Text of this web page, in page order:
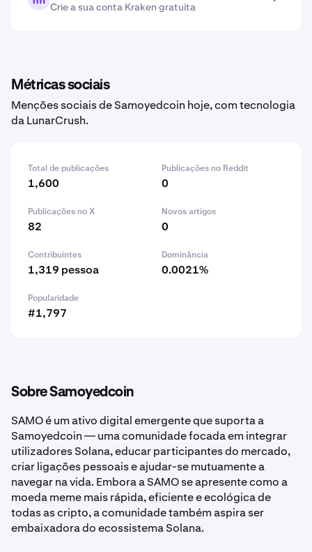
Crie a sua conta Kraken gratuita
Métricas sociais
Menções sociais de Samoyedcoin hoje, com tecnologia
da LunarCrush.
Total de publicações
1,600
Publicações no Reddit
0
Publicações no X
82
Novos artigos
0
Contribuintes
1,319 pessoa
Dominância
0.0021%
Popularidade
#1,797
Sobre Samoyedcoin
SAMO é um ativo digital emergente que suporta a
Samoyedcoin — uma comunidade focada em integrar
utilizadores Solana, educar participantes do mercado,
criar ligações pessoais e ajudar-se mutuamente a
navegar na vida. Embora a SAMO se apresente como a
moeda meme mais rápida, eficiente e ecológica de
todas as cripto, a comunidade também aspira ser
embaixadora do ecossistema Solana.